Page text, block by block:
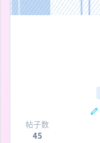
帖子数
45